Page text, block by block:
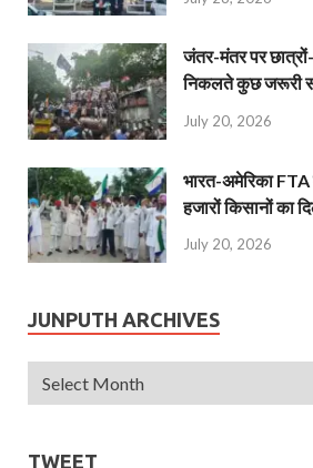
जंतर-मंतर पर
निकलते कुछ जरूरी
July 20, 2026
भारत-अमेरिका
हजारों किसानों का
July 20, 2026
JUNPUTH ARCHIVES
TWEET